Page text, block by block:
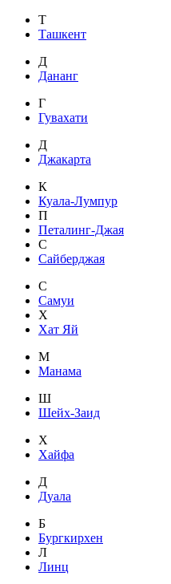
Т
Ташкент
Д
Дананг
Г
Гувахати
Д
Джакарта
К
Куала-Лумпур
П
Петалинг-Джая
С
Сайберджая
С
Самуи
Х
Хат Яй
М
Манама
Ш
Шейх-Заид
Х
Хайфа
Д
Дуала
Б
Бургкирхен
Л
Линц